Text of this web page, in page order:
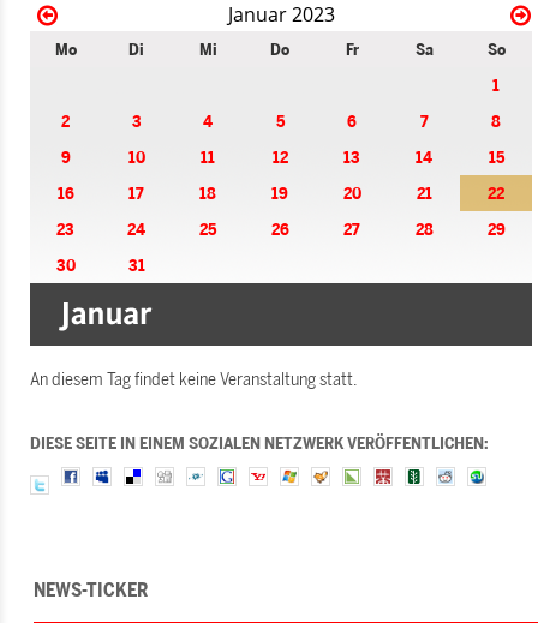
Januar 2023
Mo Di Mi Do Fr Sa
So
1
2
3 4 5 6 7
8
9
10 11 12 13 14
15
16
17 18 19 20 21
22
23
24 25 26 27 28
29
30
31
An diesem Tag findet keine Veranstaltung statt.
DIESE SEITE IN EINEM SOZIALEN NETZWERK VERÖFFENTLICHEN:
NEWS-TICKER